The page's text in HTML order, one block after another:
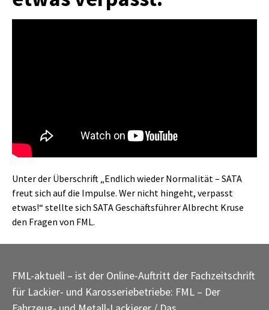
Unter der Überschrift „Endlich wieder Normalität – SATA
freut sich auf die Impulse. Wer nicht hingeht, verpasst
etwas!“ stellte sich SATA Geschäftsführer Albrecht Kruse
den Fragen von FML.
FML-aktuell – ist der Online-Auftritt der Fachzeitschrift
für Lackier- und Karosseriebetriebe: FML – Der